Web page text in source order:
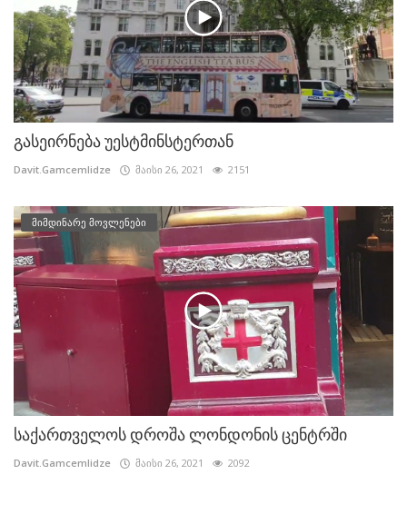
გასეირნება უესტმინსტერთან
Davit.Gamcemlidze მაისი 26, 2021 2151
მიმდინარე მოვლენები
საქართველოს დროშა ლონდონის ცენტრში
Davit.Gamcemlidze მაისი 26, 2021 2092